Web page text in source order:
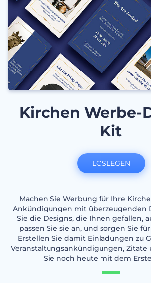
Kirchen Werbe-
Kit
Machen Sie Werbung für Ihre
Ankündigungen mit überzeugenden
Sie die Designs, die Ihnen gefallen,
passen Sie sie an, und sorgen Sie
Erstellen Sie damit Einladungen zu
Veranstaltungsankündigungen, Zitate
Sie noch heute mit dem
LOSLEGEN